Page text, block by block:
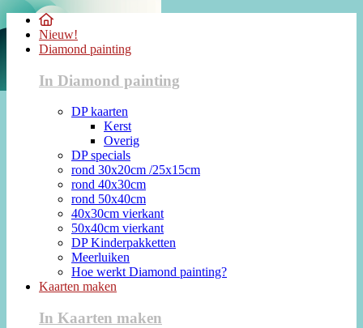
Nieuw!
Diamond painting
In Diamond painting
DP kaarten
Kerst
Overig
DP specials
rond 30x20cm /25x15cm
rond 40x30cm
rond 50x40cm
40x30cm vierkant
50x40cm vierkant
DP Kinderpakketten
Meerluiken
Hoe werkt Diamond painting?
Kaarten maken
In Kaarten maken